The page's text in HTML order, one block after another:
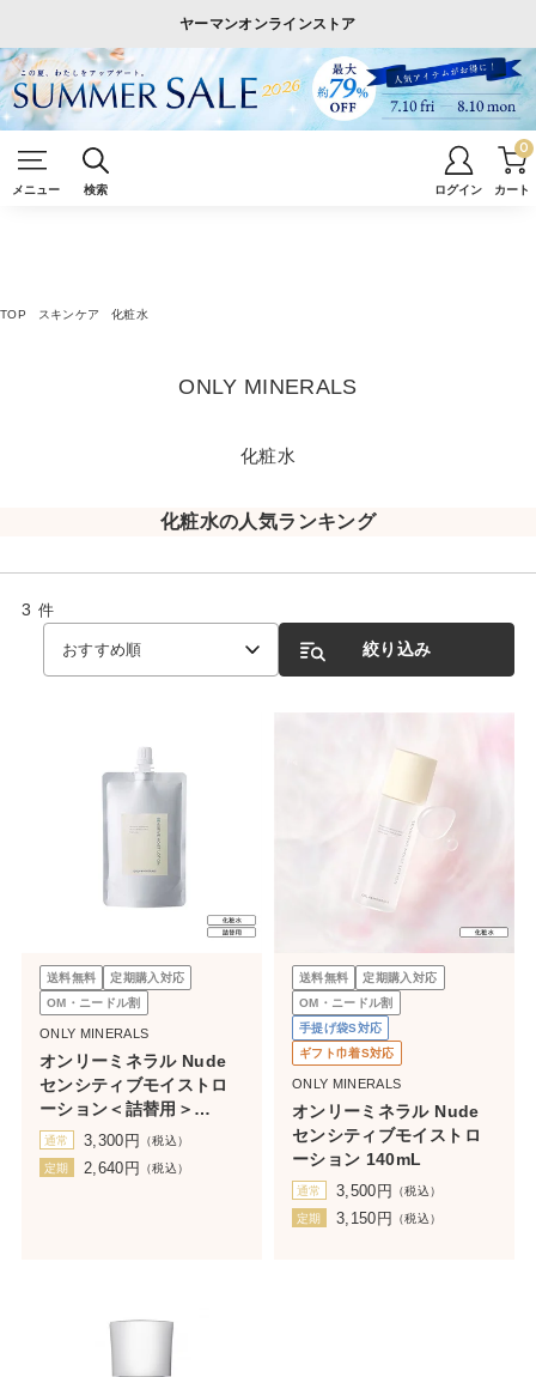
ヤーマンオンラインストア
メニュー 検索 ログイン カート
0
TOP スキンケア 化粧水
ONLY MINERALS
化粧水
化粧水の人気ランキング
3 件
おすすめ順 絞り込み
送料無料
定期購入対応
OM・ニードル割
ONLY MINERALS
オンリーミネラル Nude
センシティブモイストロ
ーション＜詰替用＞
140mL（ボトルなし）
通常 3,300 円 （税込）
定期 2,640 円 （税込）
送料無料
定期購入対応
OM・ニードル割
手提げ袋S対応
ギフト巾着S対応
ONLY MINERALS
オンリーミネラル Nude
センシティブモイストロ
ーション 140mL
通常 3,500 円 （税込）
定期 3,150 円 （税込）